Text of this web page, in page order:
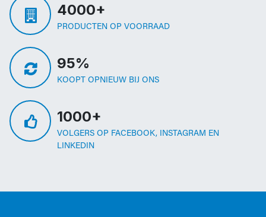
4000+
PRODUCTEN OP VOORRAAD
95%
KOOPT OPNIEUW BIJ ONS
1000+
VOLGERS OP FACEBOOK, INSTAGRAM EN
LINKEDIN